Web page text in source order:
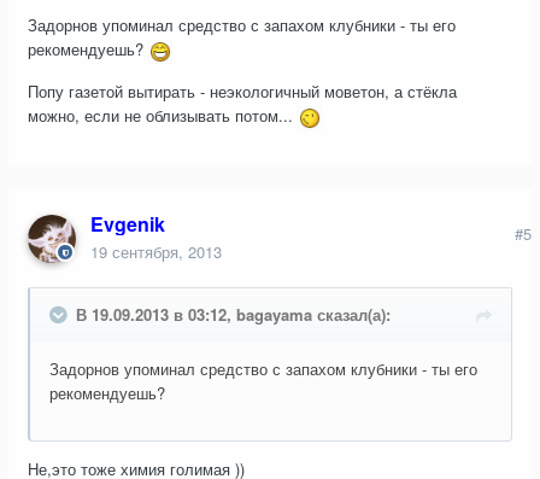
Задорнов упоминал средство с запахом клубники - ты его
рекомендуешь?
Попу газетой вытирать - неэкологичный моветон, а стёкла
можно, если не облизывать потом...
Evgenik
19 сентября, 2013
#5
В 19.09.2013 в 03:12, bagayama сказал(а):
Задорнов упоминал средство с запахом клубники - ты его
рекомендуешь?
Не,это тоже химия голимая ))